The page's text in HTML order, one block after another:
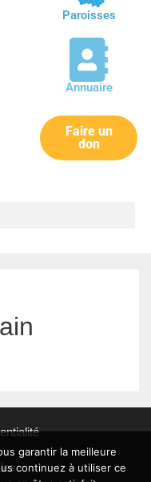
Paroisses
Annuaire
Faire un
don
garantir la meilleure
continuez à utiliser ce